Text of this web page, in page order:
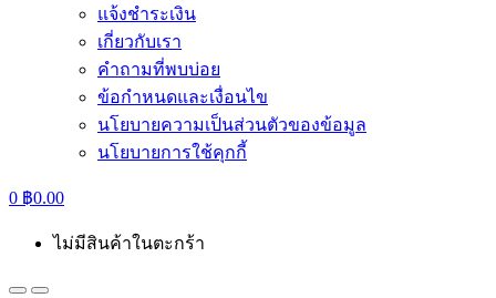
แจ้งชำระเงิน
เกี่ยวกับเรา
คำถามที่พบบ่อย
ข้อกำหนดและเงื่อนไข
นโยบายความเป็นส่วนตัวของข้อมูล
นโยบายการใช้คุกกี้
0 ฿0.00
ไม่มีสินค้าในตะกร้า